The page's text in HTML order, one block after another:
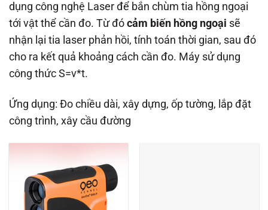
dụng công nghệ Laser để bắn chùm tia hồng ngoại
tới vật thể cần đo. Từ đó cảm biến hồng ngoại sẽ
nhận lại tia laser phản hồi, tính toán thời gian, sau đó
cho ra kết quả khoảng cách cần đo. Máy sử dụng
công thức S=v*t.
Ứng dụng: Đo chiều dài, xây dựng, ốp tường, lắp đặt
công trình, xây cầu đường